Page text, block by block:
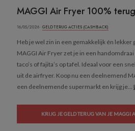
MAGGI Air Fryer 100%
16/05/2026 ·GELD TERUG ACTIES (CASHBACK)
Heb je wel zin in een gemakkelijk én
MAGGI Air Fryer zet je in een
taco’s of fajita’s op tafel. Ideaal voor een
uit de airfryer. Koop nu een deelnemend
een deelnemende supermarkt en krijg je...
KRIJG JE GELD TERUG VAN JE MAGGI